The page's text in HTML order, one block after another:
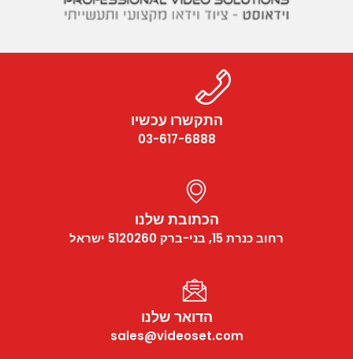
CCTV
Photo Printers
התקשרו עכשיו
03-617-6888
הכתובת שלנו
רחוב כנרת 15, בני-ברק 5120260 ישראל
הדואר שלנו
sales@videoset.com